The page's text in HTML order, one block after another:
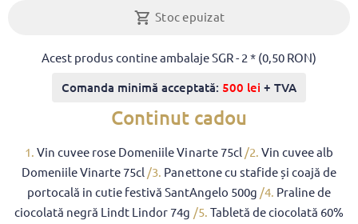
Stoc epuizat
Acest produs contine ambalaje SGR - 2 * (0,50 RON)
Comanda minimă acceptată: 500 lei + TVA
Continut cadou
1.Vin cuvee rose Domeniile Vinarte 75cl /2. Vin cuvee alb
Domeniile Vinarte 75cl /3. Panettone cu stafide și coajă de
portocală in cutie festivă SantAngelo 500g /4. Praline de
ciocolată negră Lindt Lindor 74g /5. Tabletă de ciocolată 60%